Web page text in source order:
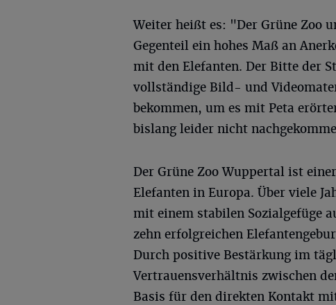
Weiter heißt es: "Der Grüne Zoo
Gegenteil ein hohes Maß an
mit den Elefanten. Der Bitte der
vollständige Bild- und
bekommen, um es mit Peta
bislang leider nicht
Der Grüne Zoo Wuppertal ist
Elefanten in Europa. Über viele
mit einem stabilen Sozialgefüge
zehn erfolgreichen
Durch positive Bestärkung im
Vertrauensverhältnis zwischen
Basis für den direkten Kontakt